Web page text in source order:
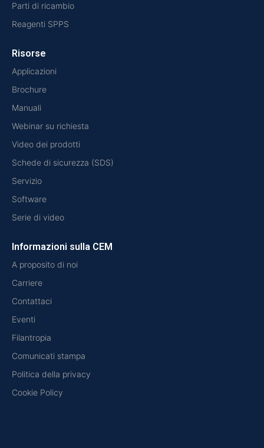
Parti di ricambio
Reagenti SPPS
Risorse
Applicazioni
Brochure
Manuali
Webinar su richiesta
Video dei prodotti
Schede di sicurezza (SDS)
Servizio
Software
Serie di video
Informazioni sulla CEM
A proposito di noi
Carriere
Contattaci
Eventi
Filantropia
Comunicati stampa
Politica della privacy
Cookie Policy